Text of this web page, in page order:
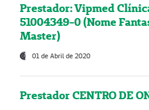
Prestador: Vipmed
51004349-0 (Nome
Master)
01 de Abril de 2020
Prestador CENTRO DE